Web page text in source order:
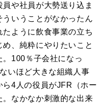
員や社員が大勢送り込ま
いうことがなかったん
ように飲食事業の立ち
め、純粋にやりたいこと
100％子会社になっ
いほど大きな組織人事
4人の役員がJFR（ホー
。なかなか刺激的な出来